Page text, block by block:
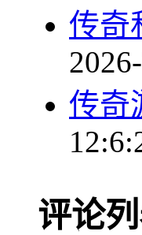
传奇
传奇
评论